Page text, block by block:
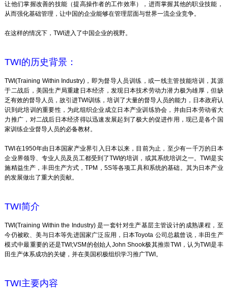
让他们掌握改善的技能（提高操作者的工作效率），进而掌握其他的职业技能，
从而强化基础管理，让中国的企业能够在管理层面与世界一流企业竞争。
在这样的情况下，TWI进入了中国企业的视野。
TWI的历史背景：
TWI(Training Within Industry)，即为督导人员训练，或一线主管技能培训，其源
于二战后，美国生产局重建日本经济，发现日本技术劳动力潜力极为雄厚，但缺
乏有效的督导人员，故引进TWI训练，培训了大量的督导人员的能力，日本政府认
识到此培训的重要性，为此组织企业成立日本产业训练协会，并由日本劳动省大
力推广，对二战后日本经济得以迅速发展起到了极大的促进作用，现已是各个国
家训练企业督导人员的必备教材。
TWI在1950年由日本国家产业界引入日本以来，目前为止，至少有一千万的日本
企业界领导、专业人员及员工都受到了TWI的培训，或其系统培训之一。TWI是实
施精益生产，丰田生产方式，TPM，5S等各项工具和系统的基础。其为日本产业
的发展做出了重大的贡献。
TWI简介
TWI(Training Within the Industry) 是一套针对生产基层主管设计的成熟课程，至
今仍被欧、美与日本等先进国家广泛应用，日本Toyota 公司总裁曾说，丰田生产
模式中最重要的还是TWI;VSM的创始人John Shook极其推崇TWI，认为TWI是丰
田生产体系成功的关键，并在美国积极组织学习推广TWI。
TWI主要内容